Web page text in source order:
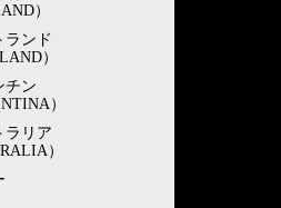
）
ランド
）
チン
）
ラリア
）